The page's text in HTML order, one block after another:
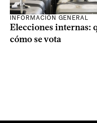
INFORMACIÓN GENERAL
Elecciones internas:
cómo se vota